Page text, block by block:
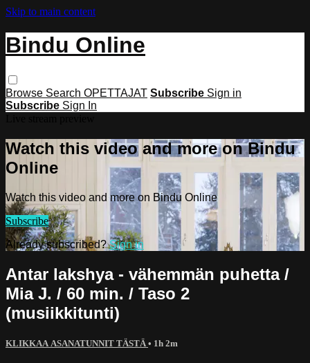
Skip to main content
Bindu Online
Browse Search OPETTAJAT Subscribe Sign in
Subscribe Sign In
Watch this video and more on Bindu
Online
Watch this video and more on Bindu Online
Subscribe
Already subscribed?Sign in
Antar lakshya - vähemmän puhetta /
Mia J. / 60 min. / Taso 2
(musiikkitunti)
KLIKKAA ASANATUNNIT TÄSTÄ • 1h 2m